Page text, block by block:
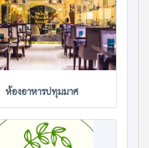
ห้องอาหารปทุมมาศ